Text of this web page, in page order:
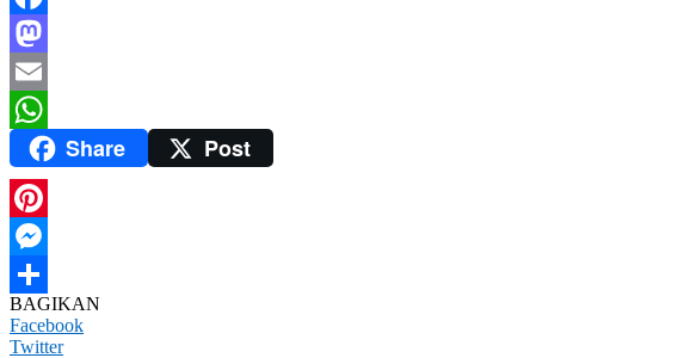
Facebook
Mastodon
Email
WhatsAppShare Post
Pinterest
Messenger
Share
BAGIKAN
Facebook
Twitter